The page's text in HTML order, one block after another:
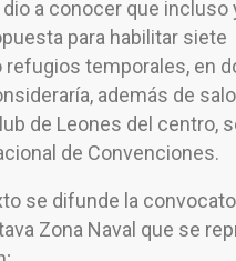
dio a conocer que incluso
para habilitar siete
refugios temporales, en
además de
de Leones del centro,
de Convenciones.
se difunde la
Zona Naval que se